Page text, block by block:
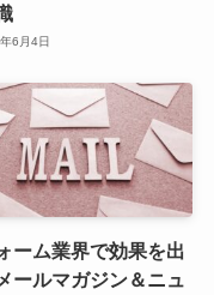
6月4日
ーム業界で効果を出
ールマガジン＆ニュ